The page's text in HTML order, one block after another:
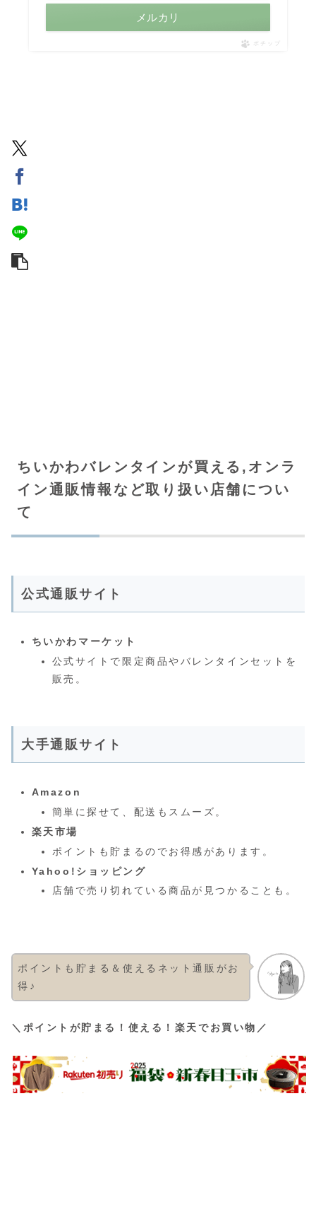
メルカリ
ポチップ
ちいかわバレンタインが買える,オンラ
イン通販情報など取り扱い店舗につい
て
公式通販サイト
ちいかわマーケット
公式サイトで限定商品やバレンタインセットを
販売。
大手通販サイト
Amazon
簡単に探せて、配送もスムーズ。
楽天市場
ポイントも貯まるのでお得感があります。
Yahoo!ショッピング
店舗で売り切れている商品が見つかることも。
ポイントも貯まる＆使えるネット通販がお
得♪
＼ポイントが貯まる！使える！楽天でお買い物／